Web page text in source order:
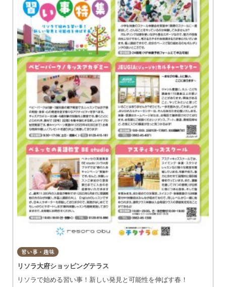
習い事・趣味
リソラ大府ショッピングテラス
リソラで始める習い事！新しい発見と可能性を伸ばす春！